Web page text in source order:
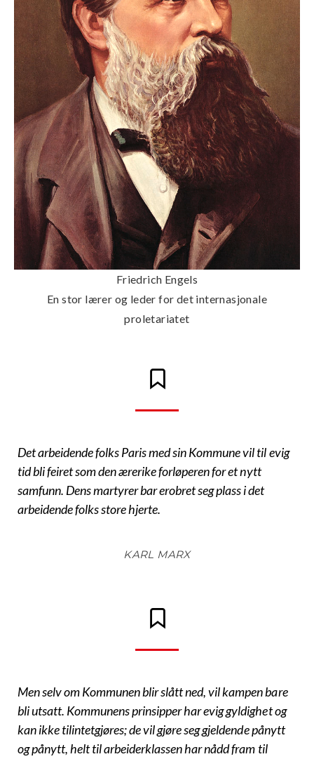
Friedrich Engels
En stor lærer og leder for det internasjonale
proletariatet
Det arbeidende folks Paris med sin Kommune vil til evig
tid bli feiret som den ærerike forløperen for et nytt
samfunn. Dens martyrer bar erobret seg plass i det
arbeidende folks store hjerte.
KARL MARX
Men selv om Kommunen blir slått ned, vil kampen bare
bli utsatt. Kommunens prinsipper har evig gyldighet og
kan ikke tilintetgjøres; de vil gjøre seg gjeldende pånytt
og pånytt, helt til arbeiderklassen har nådd fram til